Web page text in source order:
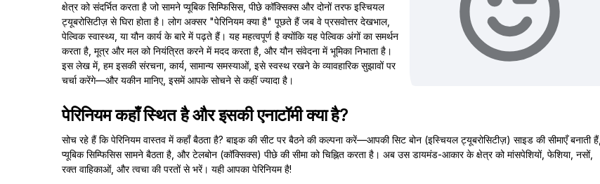
क्षेत्र को संदर्भित करता है जो सामने प्यूबिक सिम्फिसिस, पीछे कॉक्सिक्स और दोनों तरफ इस्चियल
ट्यूबरोसिटीज़ से घिरा होता है। लोग अक्सर "पेरिनियम क्या है" पूछते हैं जब वे प्रसवोत्तर देखभाल,
पेल्विक स्वास्थ्य, या यौन कार्य के बारे में पढ़ते हैं। यह महत्वपूर्ण है क्योंकि यह पेल्विक अंगों का समर्थन
करता है, मूत्र और मल को नियंत्रित करने में मदद करता है, और यौन संवेदना में भूमिका निभाता है।
इस लेख में, हम इसकी संरचना, कार्य, सामान्य समस्याओं, इसे स्वस्थ रखने के व्यावहारिक सुझावों पर
चर्चा करेंगे—और यकीन मानिए, इसमें आपके सोचने से कहीं ज्यादा है।
पेरिनियम कहाँ स्थित है और इसकी एनाटॉमी क्या है?
सोच रहे हैं कि पेरिनियम वास्तव में कहाँ बैठता है? बाइक की सीट पर बैठने की कल्पना करें—आपकी सिट बोन (इस्चियल ट्यूबरोसिटीज़) साइड की सीमाएँ बनाती हैं,
प्यूबिक सिम्फिसिस सामने बैठता है, और टेलबोन (कॉक्सिक्स) पीछे की सीमा को चिह्नित करता है। अब उस डायमंड-आकार के क्षेत्र को मांसपेशियों, फेशिया, नसों,
रक्त वाहिकाओं, और त्वचा की परतों से भरें। यही आपका पेरिनियम है!